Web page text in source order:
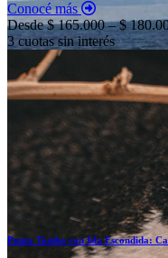
Conocé más
Desde $ 165.000 – $
3 cuotas sin interés
Punta Tombo con Isla Escondida: